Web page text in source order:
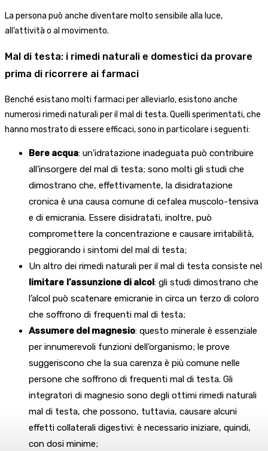
La persona può anche diventare molto sensibile alla luce,
all’attività o al movimento.
Mal di testa: i rimedi naturali e domestici da provare
prima di ricorrere ai farmaci
Benché esistano molti farmaci per alleviarlo, esistono anche
numerosi rimedi naturali per il mal di testa. Quelli sperimentati, che
hanno mostrato di essere efficaci, sono in particolare i seguenti:
Bere acqua: un’idratazione inadeguata può contribuire
all’insorgere del mal di testa; sono molti gli studi che
dimostrano che, effettivamente, la disidratazione
cronica è una causa comune di cefalea muscolo-tensiva
e di emicrania. Essere disidratati, inoltre, può
compromettere la concentrazione e causare irritabilità,
peggiorando i sintomi del mal di testa;
Un altro dei rimedi naturali per il mal di testa consiste nel
limitare l’assunzione di alcol: gli studi dimostrano che
l’alcol può scatenare emicranie in circa un terzo di coloro
che soffrono di frequenti mal di testa;
Assumere del magnesio: questo minerale è essenziale
per innumerevoli funzioni dell’organismo; le prove
suggeriscono che la sua carenza è più comune nelle
persone che soffrono di frequenti mal di testa. Gli
integratori di magnesio sono degli ottimi rimedi naturali
mal di testa, che possono, tuttavia, causare alcuni
effetti collaterali digestivi: è necessario iniziare, quindi,
con dosi minime;